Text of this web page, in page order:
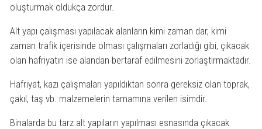
oluşturmak oldukça zordur.
Alt yapı çalışması yapılacak alanların kimi zaman dar, kimi
zaman trafik içerisinde olması çalışmaları zorladığı gibi, çıkacak
olan hafriyatın ise alandan bertaraf edilmesini zorlaştırmaktadır.
Hafriyat, kazı çalışmaları yapıldıktan sonra gereksiz olan toprak,
çakıl, taş vb. malzemelerin tamamına verilen isimdir.
Binalarda bu tarz alt yapıların yapılması esnasında çıkacak